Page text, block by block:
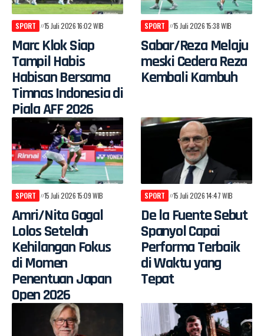
SPORT 15 Juli 2026 16:02 WIB
Marc Klok Siap
Tampil Habis
Habisan Bersama
Timnas Indonesia di
Piala AFF 2026
SPORT 15 Juli 2026 15:38 WIB
Sabar/Reza Melaju
meski Cedera Reza
Kembali Kambuh
SPORT 15 Juli 2026 15:09 WIB
Amri/Nita Gagal
Lolos Setelah
Kehilangan Fokus
di Momen
Penentuan Japan
Open 2026
SPORT 15 Juli 2026 14:47 WIB
De la Fuente Sebut
Spanyol Capai
Performa Terbaik
di Waktu yang
Tepat